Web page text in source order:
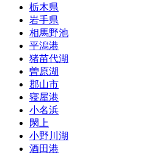
栃木県
岩手県
相馬野池
平潟港
猪苗代湖
曽原湖
郡山市
寝屋港
小名浜
閖上
小野川湖
酒田港